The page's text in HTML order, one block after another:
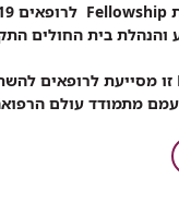
Fellowship לרופאים
בית החולים
זו מסייעת לרופאים
מתמודד עולם